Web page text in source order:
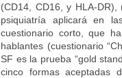
(CD14, CD16, y HLA-
psiquiatría aplicará en
cuestionario corto, que
hablantes (cuestionario
SF es la prueba “gold
cinco formas aceptadas